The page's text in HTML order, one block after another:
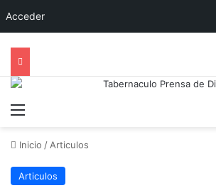
Acceder
Inicio / Articulos
Articulos